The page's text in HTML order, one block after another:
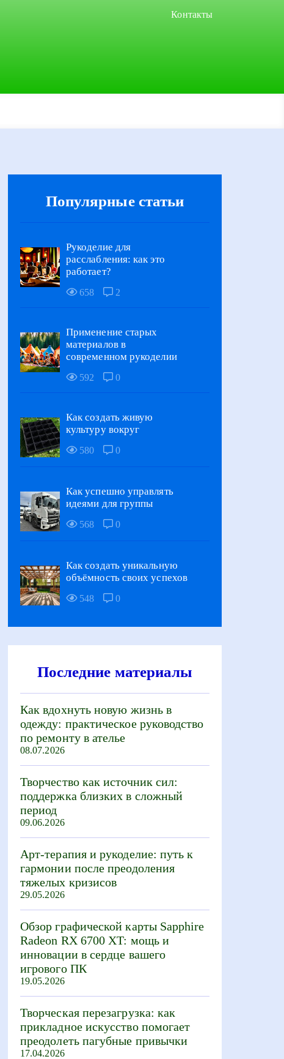
Контакты
Популярные статьи
Рукоделие для
расслабления: как это
работает?
658 2
Применение старых
материалов в
современном рукоделии
592 0
Как создать живую
культуру вокруг
580 0
Как успешно управлять
идеями для группы
568 0
Как создать уникальную
объёмность своих успехов
548 0
Последние материалы
Как вдохнуть новую жизнь в
одежду: практическое руководство
по ремонту в ателье
08.07.2026
Творчество как источник сил:
поддержка близких в сложный
период
09.06.2026
Арт-терапия и рукоделие: путь к
гармонии после преодоления
тяжелых кризисов
29.05.2026
Обзор графической карты Sapphire
Radeon RX 6700 XT: мощь и
инновации в сердце вашего
игрового ПК
19.05.2026
Творческая перезагрузка: как
прикладное искусство помогает
преодолеть пагубные привычки
17.04.2026